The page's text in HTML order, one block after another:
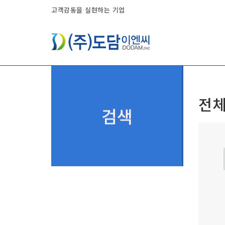
고객감동을 실현하는 기업
검색 전